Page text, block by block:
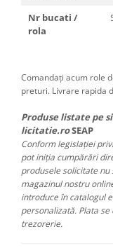
Nr bucati /
rola
Comandați acum role
preturi. Livrare rapida
Produse listate pe
licitatie.roSEAP
Conform legislației
pot iniția cumpărări
produsele solicitate nu
magazinul nostru
introduce în catalogul
personalizată. Plata
trezorerie.